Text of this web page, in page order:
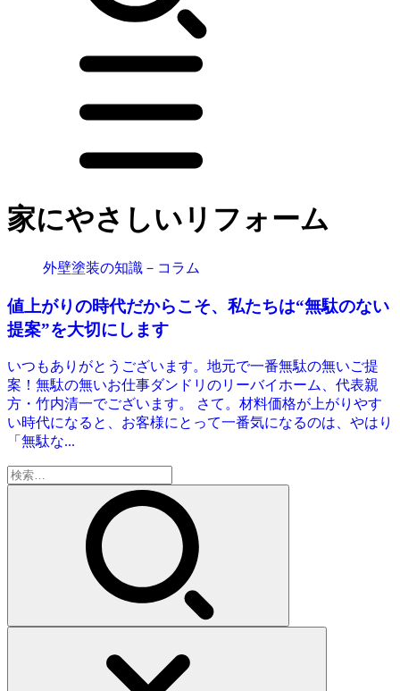
家にやさしいリフォーム
外壁塗装の知識－コラム
値上がりの時代だからこそ、私たちは“無駄のない
提案”を大切にします
いつもありがとうございます。地元で一番無駄の無いご提
案！無駄の無いお仕事ダンドリのリーバイホーム、代表親
方・竹内清一でございます。 さて。材料価格が上がりやす
い時代になると、お客様にとって一番気になるのは、やはり
「無駄な...
検
索: